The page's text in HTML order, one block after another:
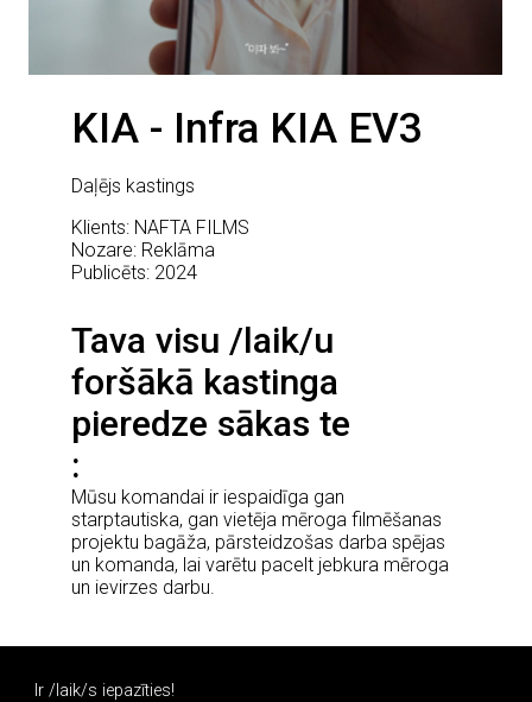
KIA - Infra KIA EV3
Daļējs kastings
Klients: NAFTA FILMS
Nozare: Reklāma
Publicēts: 2024
Tava visu /laik/u
foršākā kastinga
pieredze sākas te
Mūsu komandai ir iespaidīga gan
starptautiska, gan vietēja mēroga filmēšanas
projektu bagāža, pārsteidzošas darba spējas
un komanda, lai varētu pacelt jebkura mēroga
un ievirzes darbu.
Ir /laik/s iepazīties!